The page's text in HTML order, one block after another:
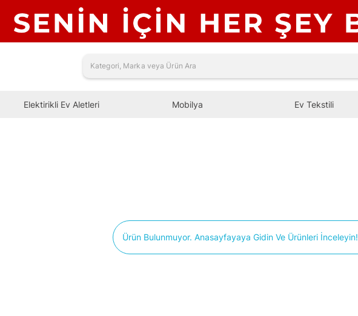
Elektirikli Ev Aletleri Mobilya Ev Tekstili
Ürün Bulunmuyor. Anasayfayaya Gidin Ve Ürünleri İnceleyin!